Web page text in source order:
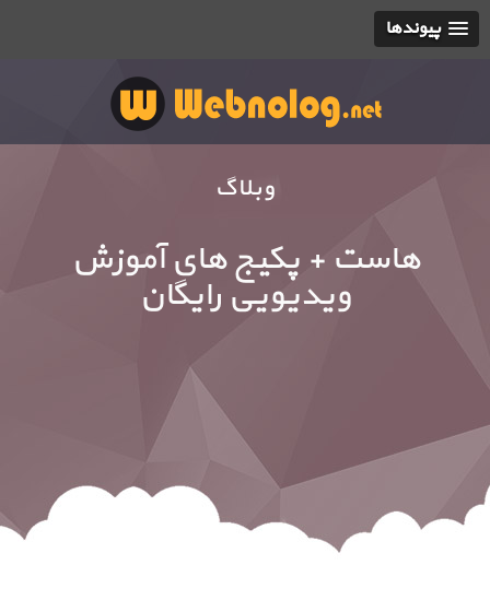
پیوندها
وبلاگ
هاست + پکیج های آموزش
ویدیویی رایگان